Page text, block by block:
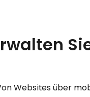
Websites über